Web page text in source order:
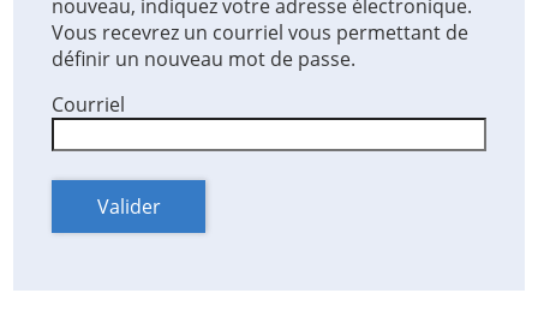
nouveau, indiquez votre adresse électronique.
Vous recevrez un courriel vous permettant de
définir un nouveau mot de passe.
Courriel
Valider